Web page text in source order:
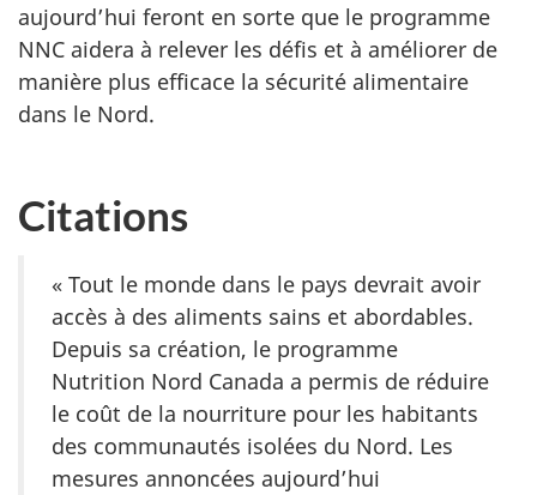
aujourd’hui feront en sorte que le programme
NNC aidera à relever les défis et à améliorer de
manière plus efficace la sécurité alimentaire
dans le Nord.
Citations
« Tout le monde dans le pays devrait avoir
accès à des aliments sains et abordables.
Depuis sa création, le programme
Nutrition Nord Canada a permis de réduire
le coût de la nourriture pour les habitants
des communautés isolées du Nord. Les
mesures annoncées aujourd’hui